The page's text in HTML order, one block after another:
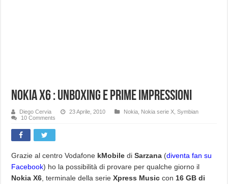
Nokia X6 : Unboxing e prime impressioni
Diego Cervia 23 Aprile, 2010 Nokia Nokia serie X ,Symbian
10 Comments
Grazie al centro Vodafone kMobilediSarzana (diventa fan su
Facebook) ho la possibilità di provare per qualche giorno il
Nokia X6 , terminale della serieXpress Music con 16 GB di